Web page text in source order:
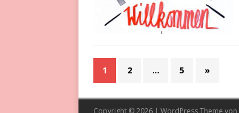
1 2 … 5 »
Copyright © 2026 | WordPress Theme von